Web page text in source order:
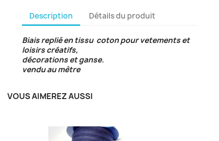
Description Détails du produit
Biais replié en tissu coton pour vetements et
loisirs créatifs,
décorations et ganse.
vendu au mètre
VOUS AIMEREZ AUSSI